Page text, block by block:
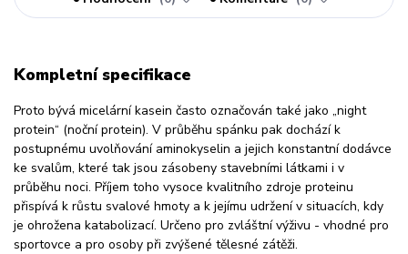
Kompletní specifikace
Proto bývá micelární kasein často označován také jako „night
protein“ (noční protein). V průběhu spánku pak dochází k
postupnému uvolňování aminokyselin a jejich konstantní dodávce
ke svalům, které tak jsou zásobeny stavebními látkami i v
průběhu noci. Příjem toho vysoce kvalitního zdroje proteinu
přispívá k růstu svalové hmoty a k jejímu udržení v situacích, kdy
je ohrožena katabolizací. Určeno pro zvláštní výživu - vhodné pro
sportovce a pro osoby při zvýšené tělesné zátěži.